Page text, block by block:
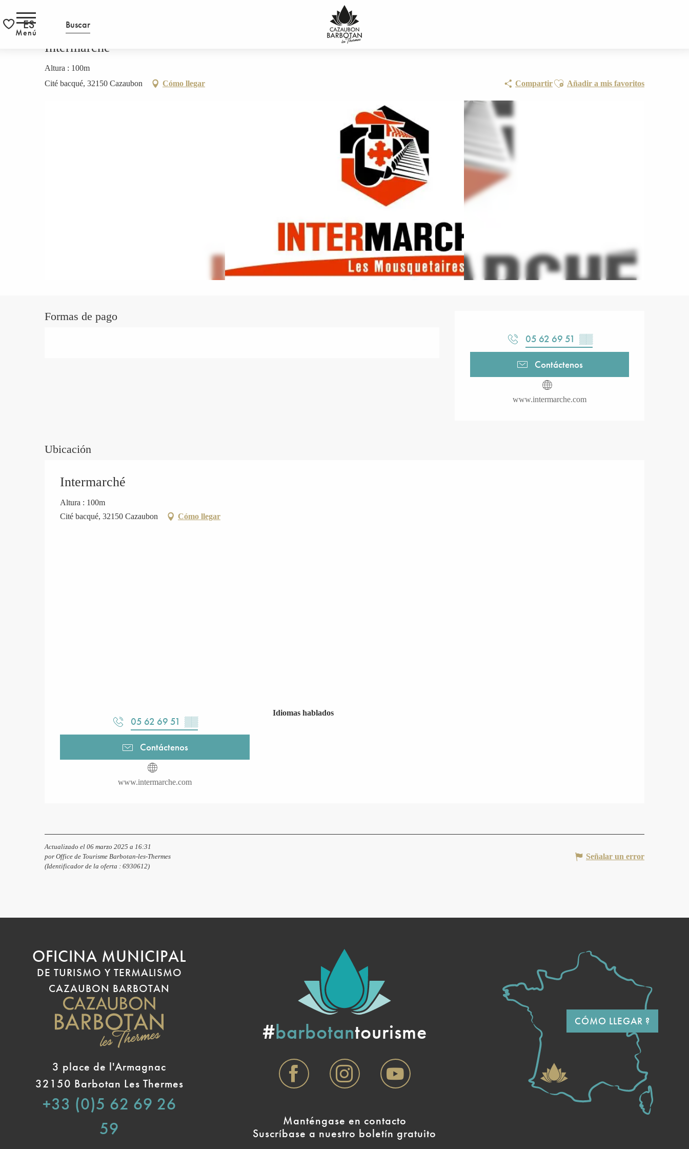
au
contenu
Buscar
ES
Menú
Intermarché
Altura : 100m
Cité bacqué, 32150 Cazaubon
Cómo llegar CompartirAjouter aux favoris
Añadir a mis favoritos
05 62 69 51 ▒▒
Contáctenos
www.intermarche.com
Formas de pago
Ubicación
Intermarché
Altura : 100m
Cité bacqué, 32150 Cazaubon
Cómo llegar
05 62 69 51 ▒▒
Contáctenos
www.intermarche.com
Idiomas hablados
Idiomas hablados
Actualizado el 06 marzo 2025 a 16:31
por Office de Tourisme Barbotan-les-Thermes
(Identificador de la oferta : 6930612)
Señalar un error
OFICINA MUNICIPAL
DE TURISMO Y TERMALISMO
CAZAUBON BARBOTAN
3 place de l'Armagnac
32150 Barbotan Les Thermes
+33 (0)5 62 69 26
59
#barbotantourisme
Manténgase en contacto
Suscríbase a nuestro boletín gratuito
CÓMO LLEGAR ?